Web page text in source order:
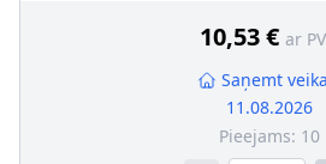
10,53 € ar
Saņemt
11.08.2026
Pieejams: 10